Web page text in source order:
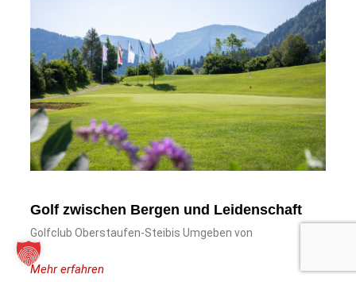
Golf zwischen Bergen und Leidenschaft
Golfclub Oberstaufen-Steibis Umgeben von
Mehr erfahren